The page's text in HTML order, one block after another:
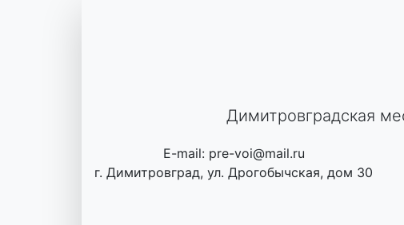
Димитровградская
E-mail: pre-voi@mail.ru
г. Димитровград, ул. Дрогобычская, дом 30